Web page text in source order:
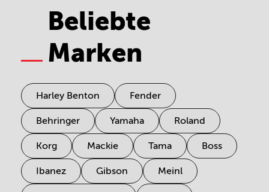
Beliebte
Marken
Harley Benton Fender
Behringer Yamaha Roland
Korg Mackie Tama Boss
Ibanez Gibson Meinl